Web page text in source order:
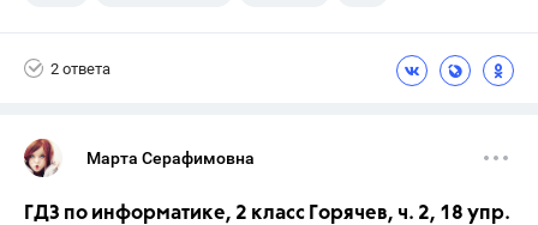
2 ответа
Марта Серафимовна
ГДЗ по информатике, 2 класс Горячев, ч. 2, 18 упр.